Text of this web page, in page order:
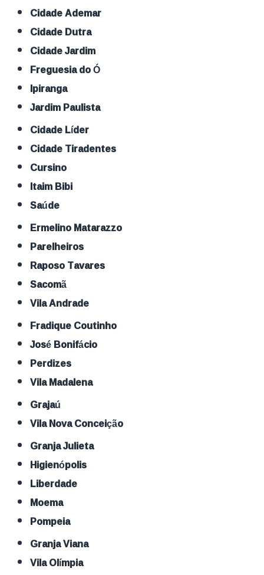
Cidade Ademar
Cidade Dutra
Cidade Jardim
Freguesia do Ó
Ipiranga
Jardim Paulista
Cidade Líder
Cidade Tiradentes
Cursino
Itaim Bibi
Saúde
Ermelino Matarazzo
Parelheiros
Raposo Tavares
Sacomã
Vila Andrade
Fradique Coutinho
José Bonifácio
Perdizes
Vila Madalena
Grajaú
Vila Nova Conceição
Granja Julieta
Higienópolis
Liberdade
Moema
Pompeia
Granja Viana
Vila Olímpia